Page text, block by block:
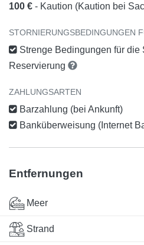
100 € - Kaution (Kaution bei
STORNIERUNGSBEDINGUNGEN
Strenge Bedingungen für die
Reservierung
ZAHLUNGSARTEN
Barzahlung (bei Ankunft)
Banküberweisung (Internet
Entfernungen
Meer
Strand